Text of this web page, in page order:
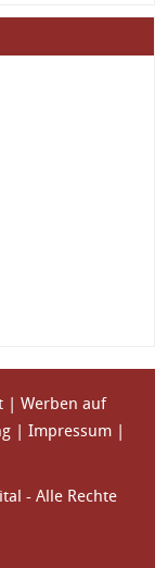
| Werben auf
| Impressum |
- Alle Rechte